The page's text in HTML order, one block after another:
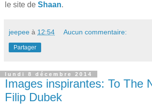
le site de Shaan.
jeepee à 12:54 Aucun commentaire:
Partager
lundi 8 décembre 2014
Images inspirantes: To The
Filip Dubek